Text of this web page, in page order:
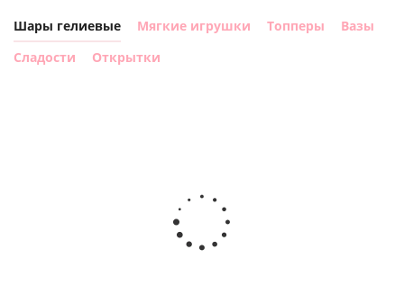
Шары гелиевые Мягкие игрушки Топперы
Вазы
Сладости
Открытки
Шар с
днем
рождения,
с